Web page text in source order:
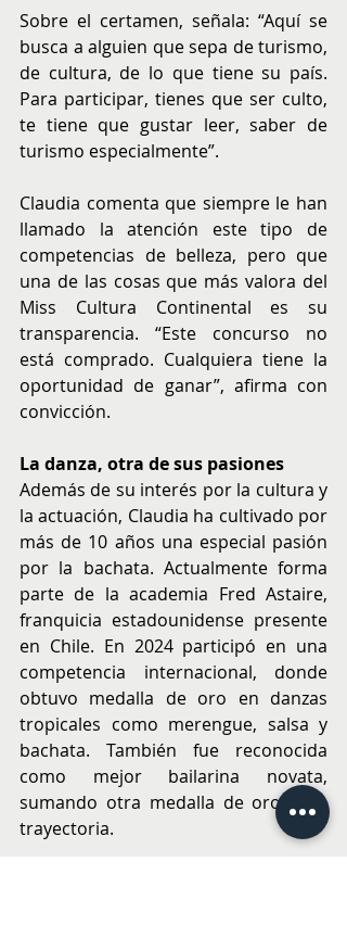
Sobre el certamen, señala: “Aquí se
busca a alguien que sepa de turismo,
de cultura, de lo que tiene su país.
Para participar, tienes que ser culto,
te tiene que gustar leer, saber de
turismo especialmente”.
Claudia comenta que siempre le han
llamado la atención este tipo de
competencias de belleza, pero que
una de las cosas que más valora del
Miss Cultura Continental es su
transparencia. “Este concurso no
está comprado. Cualquiera tiene la
oportunidad de ganar”, afirma con
convicción.
La danza, otra de sus pasiones
Además de su interés por la cultura y
la actuación, Claudia ha cultivado por
más de 10 años una especial pasión
por la bachata. Actualmente forma
parte de la academia Fred Astaire,
franquicia estadounidense presente
en Chile. En 2024 participó en una
competencia internacional, donde
obtuvo medalla de oro en danzas
tropicales como merengue, salsa y
bachata. También fue reconocida
como mejor bailarina novata,
sumando otra medalla de oro a su
trayectoria.